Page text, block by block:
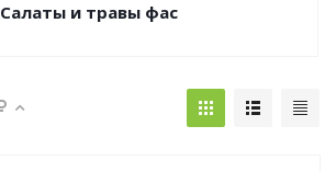
Салаты и травы фас